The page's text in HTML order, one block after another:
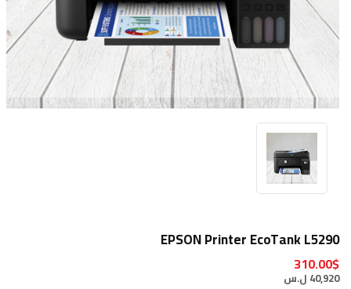
EPSON Printer EcoTank L5290
310.00$
40,920 ل.س